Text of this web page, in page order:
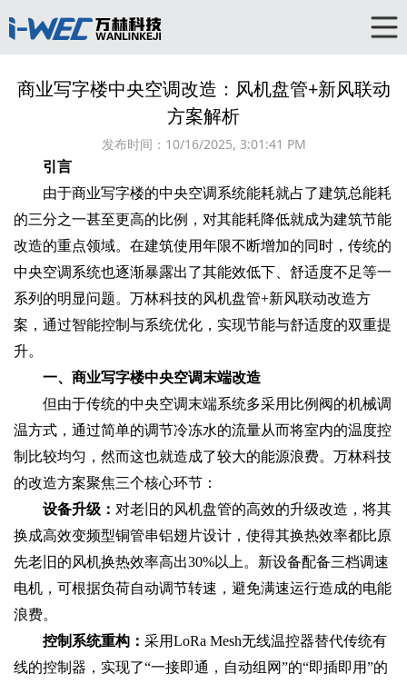
商业写字楼中央空调改造：风机盘管+新风联动
方案解析
发布时间： 10/16/2025, 3:01:41 PM
引言
由于商业写字楼的中央空调系统能耗就占了建筑总能耗
的三分之一甚至更高的比例，对其能耗降低就成为建筑节能
改造的重点领域。在建筑使用年限不断增加的同时，传统的
中央空调系统也逐渐暴露出了其能效低下、舒适度不足等一
系列的明显问题。万林科技的风机盘管+新风联动改造方
案，通过智能控制与系统优化，实现节能与舒适度的双重提
升。
一、商业写字楼中央空调末端改造
但由于传统的中央空调末端系统多采用比例阀的机械调
温方式，通过简单的调节冷冻水的流量从而将室内的温度控
制比较均匀，然而这也就造成了较大的能源浪费。万林科技
的改造方案聚焦三个核心环节：
设备升级‌： 对老旧的风机盘管的高效的升级改造，将其
换成高效变频型铜管串铝翅片设计，使得其换热效率都比原
先老旧的风机换热效率高出30%以上。新设备配备三档调速
电机，可根据负荷自动调节转速，避免满速运行造成的电能
浪费。
控制系统重构‌： 采用LoRa Mesh无线温控器替代传统有
线的控制器，实现了“一接即通，自动组网”的“即插即用”的